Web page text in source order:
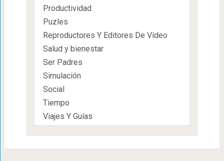
Productividad
Puzles
Reproductores Y Editores De Vídeo
Salud y bienestar
Ser Padres
Simulación
Social
Tiempo
Viajes Y Guías